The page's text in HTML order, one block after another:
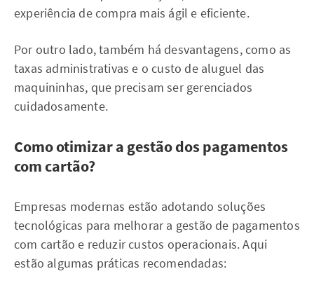
experiência de compra mais ágil e eficiente.
Por outro lado, também há desvantagens, como as
taxas administrativas e o custo de aluguel das
maquininhas, que precisam ser gerenciados
cuidadosamente.
Como otimizar a gestão dos pagamentos
com cartão?
Empresas modernas estão adotando soluções
tecnológicas para melhorar a gestão de pagamentos
com cartão e reduzir custos operacionais. Aqui
estão algumas práticas recomendadas: